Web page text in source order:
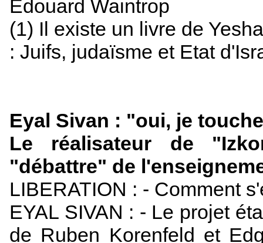
Edouard Waintrop
(1) Il existe un livre de
: Juifs, judaïsme et Etat
Eyal Sivan : "oui, je
Le réalisateur de
"débattre" de
LIBERATION : - Comment
EYAL SIVAN : - Le projet
de Ruben Korenfeld et